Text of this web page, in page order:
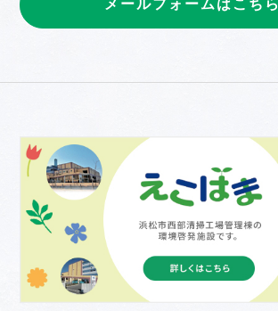
メールフォームはこちら